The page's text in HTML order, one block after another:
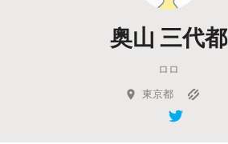
Feature
キュレーターから探す
Legendary
奥山 三代都
ロロ
東京都